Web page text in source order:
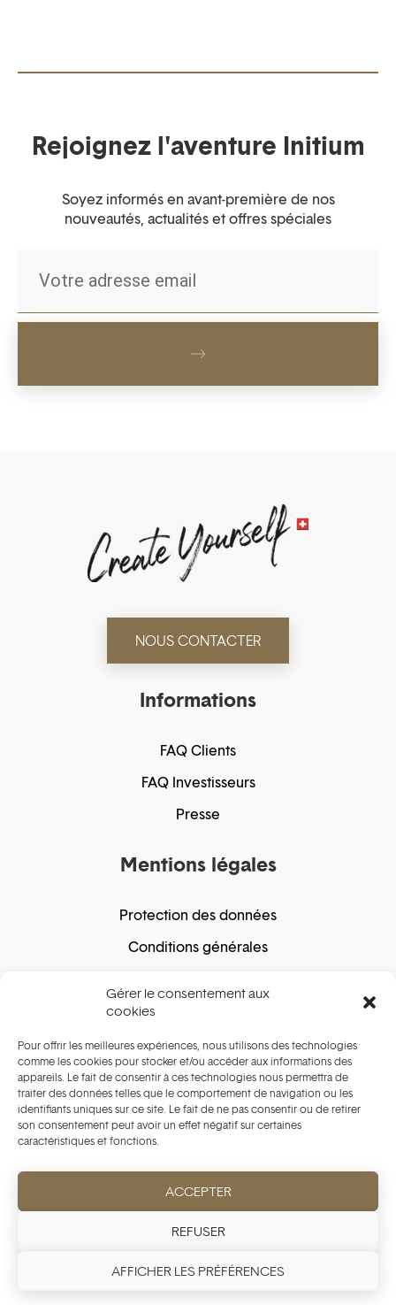
Gérer le consentement aux
cookies
Pour offrir les meilleures expériences, nous utilisons des technologies
comme les cookies pour stocker et/ou accéder aux informations des
appareils. Le fait de consentir à ces technologies nous permettra de
traiter des données telles que le comportement de navigation ou les
identifiants uniques sur ce site. Le fait de ne pas consentir ou de retirer
son consentement peut avoir un effet négatif sur certaines
caractéristiques et fonctions.
ACCEPTER
REFUSER
AFFICHER LES PRÉFÉRENCES
Rejoignez l'aventure Initium
Soyez informés en avant-première de nos
nouveautés, actualités et offres spéciales
NOUS CONTACTER
Informations
FAQ Clients
FAQ Investisseurs
Presse
Mentions légales
Protection des données
Conditions générales
Politique de cookie
Achats sécurisés
les détails de votre carte.